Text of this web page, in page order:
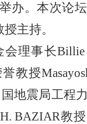
举办。本次
主持。
理事长Billie
教授
地震局工程
BAZIAR教